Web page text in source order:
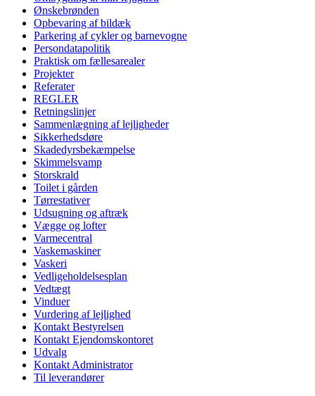
Ønskebrønden
Opbevaring af bildæk
Parkering af cykler og barnevogne
Persondatapolitik
Praktisk om fællesarealer
Projekter
Referater
REGLER
Retningslinjer
Sammenlægning af lejligheder
Sikkerhedsdøre
Skadedyrsbekæmpelse
Skimmelsvamp
Storskrald
Toilet i gården
Tørrestativer
Udsugning og aftræk
Vægge og lofter
Varmecentral
Vaskemaskiner
Vaskeri
Vedligeholdelsesplan
Vedtægt
Vinduer
Vurdering af lejlighed
Kontakt Bestyrelsen
Kontakt Ejendomskontoret
Udvalg
Kontakt Administrator
Til leverandører